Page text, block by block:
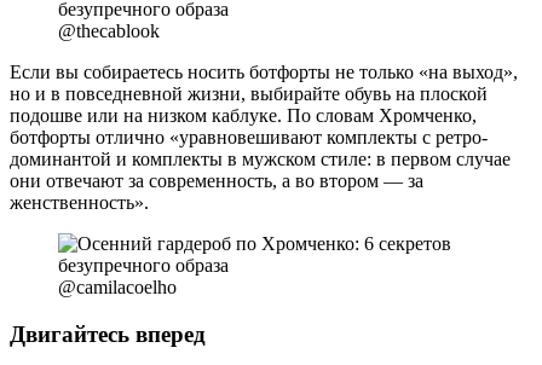
@thecablook
Если вы собираетесь носить ботфорты не только «на выход»,
но и в повседневной жизни, выбирайте обувь на плоской
подошве или на низком каблуке. По словам Хромченко,
ботфорты отлично «уравновешивают комплекты с ретро-
доминантой и комплекты в мужском стиле: в первом случае
они отвечают за современность, а во втором — за
женственность».
@camilacoelho
Двигайтесь вперед